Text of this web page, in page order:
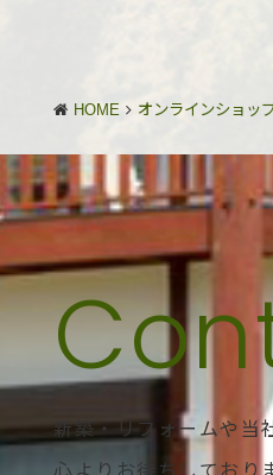
HOME オンラインショッ
新築・リフォームや当